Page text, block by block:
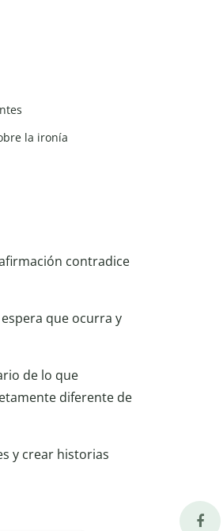
la ironía
contradice
que ocurra y
de lo que
diferente de
y crear historias